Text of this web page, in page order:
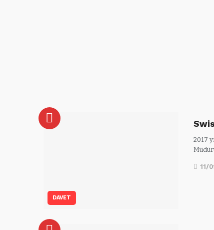
DAVET
2017
11/